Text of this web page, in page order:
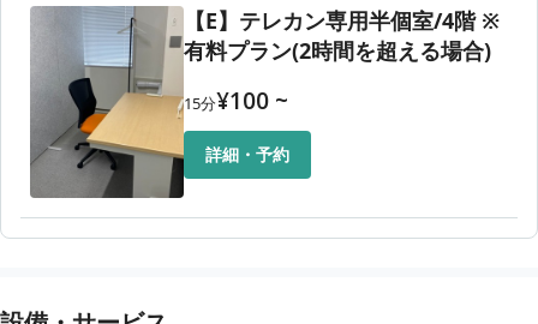
【E】テレカン専用半個室/4階 ※
有料プラン(2時間を超える場合)
15分¥100 ~
詳細・予約